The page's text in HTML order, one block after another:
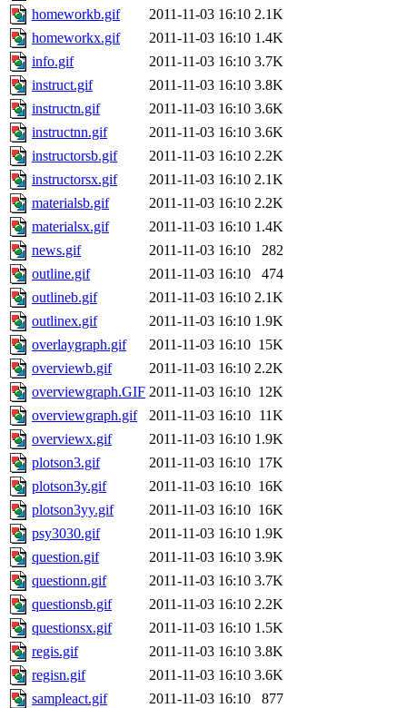
homeworkb.gif
2011-11-03 16:10 2.1K
homeworkx.gif
2011-11-03 16:10 1.4K
info.gif
2011-11-03 16:10 3.7K
instruct.gif
2011-11-03 16:10 3.8K
instructn.gif
2011-11-03 16:10 3.6K
instructnn.gif
2011-11-03 16:10 3.6K
instructorsb.gif
2011-11-03 16:10 2.2K
instructorsx.gif
2011-11-03 16:10 2.1K
materialsb.gif
2011-11-03 16:10 2.2K
materialsx.gif
2011-11-03 16:10 1.4K
news.gif
2011-11-03 16:10
282
outline.gif
2011-11-03 16:10
474
outlineb.gif
2011-11-03 16:10 2.1K
outlinex.gif
2011-11-03 16:10 1.9K
overlaygraph.gif
2011-11-03 16:10 15K
overviewb.gif
2011-11-03 16:10 2.2K
overviewgraph.GIF 2011-11-03 16:10 12K
overviewgraph.gif
2011-11-03 16:10 11K
overviewx.gif
2011-11-03 16:10 1.9K
plotson3.gif
2011-11-03 16:10 17K
plotson3y.gif
2011-11-03 16:10 16K
plotson3yy.gif
2011-11-03 16:10 16K
psy3030.gif
2011-11-03 16:10 1.9K
question.gif
2011-11-03 16:10 3.9K
questionn.gif
2011-11-03 16:10 3.7K
questionsb.gif
2011-11-03 16:10 2.2K
questionsx.gif
2011-11-03 16:10 1.5K
regis.gif
2011-11-03 16:10 3.8K
regisn.gif
2011-11-03 16:10 3.6K
sampleact.gif
2011-11-03 16:10
877